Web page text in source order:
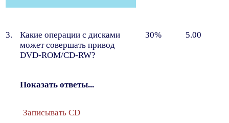
3.
Какие операции с дисками
может совершать привод
DVD-ROM/СD-RW?
30% 5.00
Показать ответы...
Записывать CD